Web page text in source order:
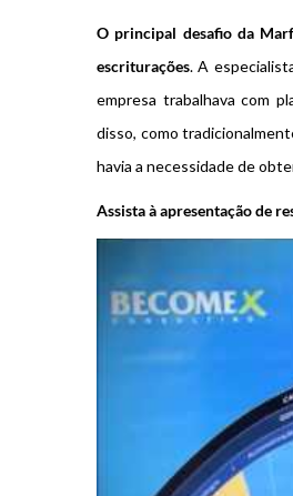
O principal desafio da
escriturações. A
empresa trabalhava com
disso, como
havia a necessidade de
Assista à apresentação de